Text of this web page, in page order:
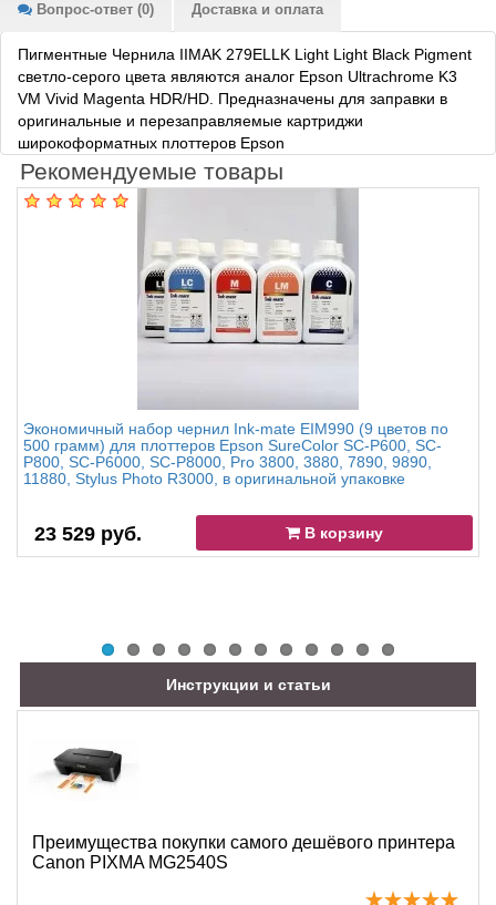
Вопрос-ответ (0) Доставка и оплата
Пигментные Чернила IIMAK 279ELLK Light Light Black Pigment
светло-серого цвета являются аналог Epson Ultrachrome K3
VM Vivid Magenta HDR/HD. Предназначены для заправки в
оригинальные и перезаправляемые картриджи
широкоформатных плоттеров Epson
Рекомендуемые товары
Экономичный набор чернил Ink-mate EIM990 (9 цветов по
500 грамм) для плоттеров Epson SureColor SC-P600, SC-
P800, SC-P6000, SC-P8000, Pro 3800, 3880, 7890, 9890,
11880, Stylus Photo R3000, в оригинальной упаковке
23 529 руб. В корзину
Инструкции и статьи
Преимущества покупки самого дешёвого принтера
Canon PIXMA MG2540S